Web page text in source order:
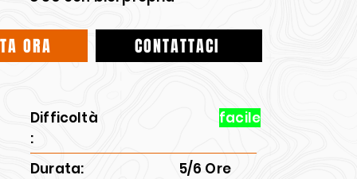
ORA CONTATTACI
Difficoltà
:
facile
Durata:
5/6 Ore